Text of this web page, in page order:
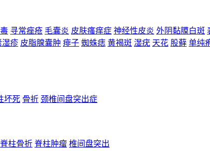
寻常痤疮 毛囊炎 皮肤瘙痒症 神经性皮炎 外阴黏膜白斑
湿疹 皮脂腺囊肿 痱子 蜘蛛痣 黄褐斑 湿疣 天花 股藓 单纯
坏死 骨折 颈椎间盘突出症
脊柱骨折 脊柱肿瘤 椎间盘突出